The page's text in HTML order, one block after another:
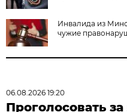
Инвалида из
чужие
06.08.2026 19:20
Проголосовать